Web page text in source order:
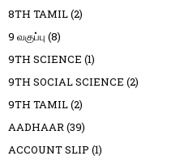
8TH TAMIL(2)
9 வகுப்பு (8)
9TH SCIENCE (1)
9TH SOCIAL SCIENCE (2)
9TH TAMIL(2)
AADHAAR(39)
ACCOUNT SLIP (1)